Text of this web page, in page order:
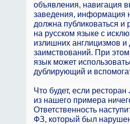
объявления, навигация
заведения, информация
должна публиковаться и
на русском языке с
излишних англицизмов и
заимствований. При
язык может
дублирующий и
Что будет, если ресторан
из нашего примера
Ответственность
ФЗ, который был